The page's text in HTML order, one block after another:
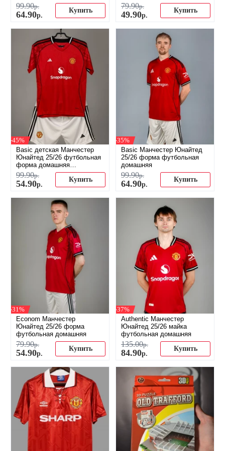
99.90р.
64.90р.
Купить
(распродажа)
79.90р.
49.90р.
Купить
-45%
Basic детская Манчестер
Юнайтед 25/26 футбольная
форма домашняя
(распродажа)
99.90р.
54.90р.
Купить
-35%
Basic Манчестер Юнайтед
25/26 форма футбольная
домашняя
99.90р.
64.90р.
Купить
-31%
Econom Манчестер
Юнайтед 25/26 форма
футбольная домашняя
79.90р.
54.90р.
Купить
-37%
Authentic Манчестер
Юнайтед 25/26 майка
футбольная домашняя
135.00р.
84.90р.
Купить